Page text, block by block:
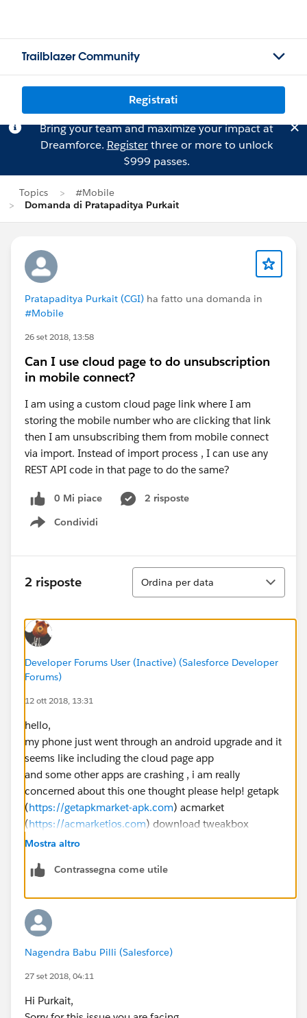
Trailblazer Community
Registrati
Bring your team and maximize your impact at
Dreamforce. Registerthree or more to unlock
$999 passes.
Topics
#Mobile
Domanda di Pratapaditya Purkait
Pratapaditya Purkait (CGI) ha fatto una domanda in
#Mobile
26 set 2018, 13:58
Can I use cloud page to do unsubscription
in mobile connect?
I am using a custom cloud page link where I am
storing the mobile number who are clicking that link
then I am unsubscribing them from mobile connect
via import. Instead of import process , I can use any
REST API code in that page to do the same?
0 Mi piace
2 risposte
Condividi
Show menu
2 risposte
Ordina
Ordina per data
Developer Forums User (Inactive) (Salesforce Developer
Forums)
12 ott 2018, 13:31
hello,
my phone just went through an android upgrade and it
seems like including the cloud page app
and some other apps are crashing , i am really
concerned about this one thought please help! getapk
(https://getapkmarket-apk.com) acmarket
(https://acmarketios.com) download tweakbox
(https://tweakbox.online
Mostra altro
Contrassegna come utile
Nagendra Babu Pilli (Salesforce)
27 set 2018, 04:11
Hi Purkait,